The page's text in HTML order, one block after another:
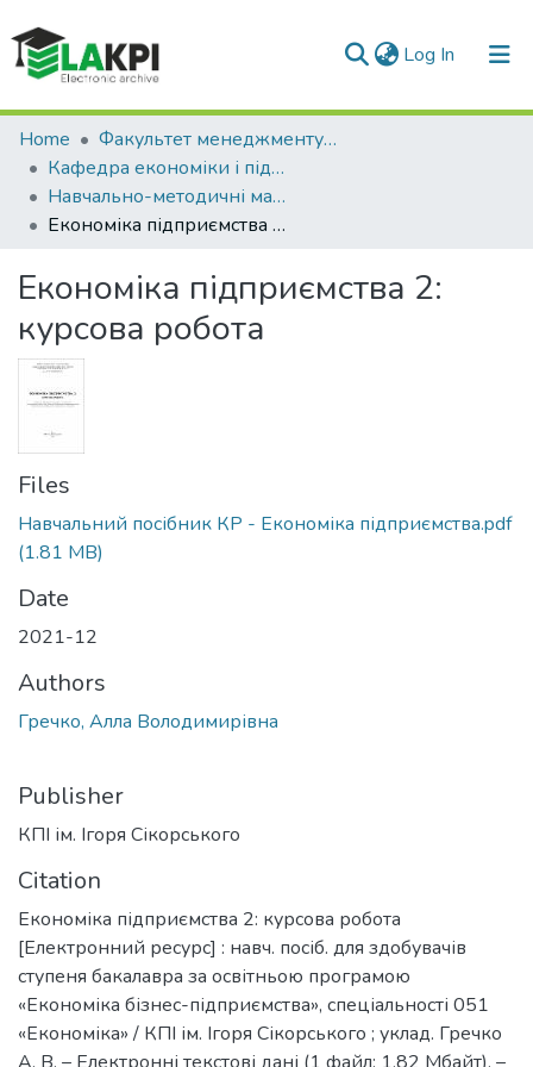
Log In (current)
Communities & Collections
All of DSpace
Statistics
Home
Факультет менеджменту та маркетингу (ФММ)
Кафедра економіки і підприємництва (КЕП)
Навчально-методичні матеріали (КЕП)
Економіка підприємства 2: курсова робота
Економіка підприємства 2:
курсова робота
Files
Навчальний посібник КР - Економіка підприємства.pdf
(1.81 MB)
Date
2021-12
Authors
Гречко, Алла Володимирівна
Publisher
КПІ ім. Ігоря Сікорського
Citation
Економіка підприємства 2: курсова робота
[Електронний ресурс] : навч. посіб. для здобувачів
ступеня бакалавра за освітньою програмою
«Економіка бізнес-підприємства», спеціальності 051
«Економіка» / КПІ ім. Ігоря Сікорського ; уклад. Гречко